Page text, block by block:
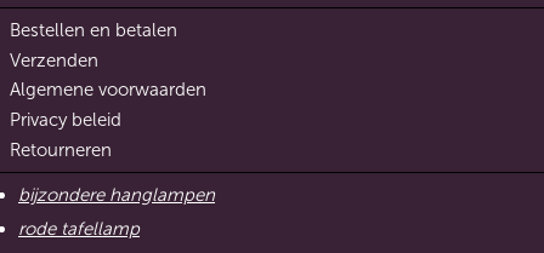
Bestellen en betalen
Verzenden
Algemene voorwaarden
Privacy beleid
Retourneren
bijzondere hanglampen
rode tafellamp